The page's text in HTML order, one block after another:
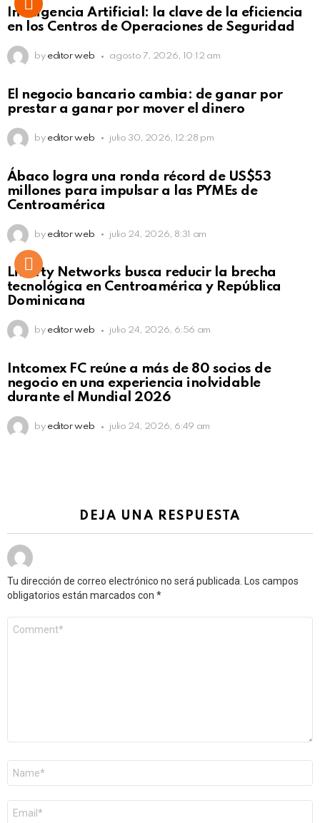
Inteligencia Artificial: la clave de la eficiencia
en los Centros de Operaciones de Seguridad
by editor web agosto 7, 2026, 10:12 am
El negocio bancario cambia: de ganar por
prestar a ganar por mover el dinero
by editor web julio 30, 2026, 12:28 pm
Click to view this post
Ábaco logra una ronda récord de US$53
millones para impulsar a las PYMEs de
Centroamérica
by editor web julio 24, 2026, 8:31 am
Liberty Networks busca reducir la brecha
tecnológica en Centroamérica y República
Dominicana
by editor web julio 24, 2026, 6:56 am
Intcomex FC reúne a más de 80 socios de
negocio en una experiencia inolvidable
durante el Mundial 2026
by editor web julio 24, 2026, 6:49 am
DEJA UNA RESPUESTA
Tu dirección de correo electrónico no será publicada.
Los campos
obligatorios están marcados con *
electrónico